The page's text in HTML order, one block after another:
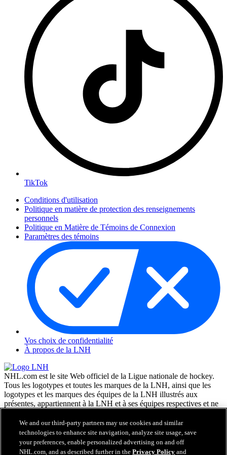
TikTok
Conditions d'utilisation
Politique en matière de protection des renseignements
personnels
Politique en Matière de Témoins de Connexion
Paramètres des témoins
Vos choix de confidentialité
À propos de la LNH
NHL.com est le site Web officiel de la Ligue nationale de hockey.
Tous les logotypes et toutes les marques de la LNH, ainsi que les
logotypes et les marques des équipes de la LNH illustrés aux
présentes, appartiennent à la LNH et à ses équipes respectives et ne
Enterprises, L.P. © LNH 2026. Tous droits réservés. Tous les
chandails d'équipe de la LNH personnalisés avec les noms des
joueurs de la LNH et leurs numéros sont officiellement sous license
de la LNH et de l'AJLNH. Le mot servant de marque Zamboni et la
We and our third-party partners may use cookies and similar
technologies to enhance site navigation, analyze site usage, save
your preferences, enable personalized advertising on and off
NHL.com, and as described further in thePrivacy Policy and